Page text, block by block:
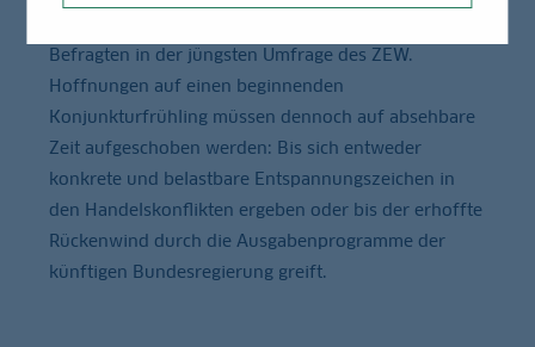
Befragten in der jüngsten Umfrage des ZEW.
Hoffnungen auf einen beginnenden
Konjunkturfrühling müssen dennoch auf absehbare
Zeit aufgeschoben werden: Bis sich entweder
konkrete und belastbare Entspannungszeichen in
den Handelskonflikten ergeben oder bis der erhoffte
Rückenwind durch die Ausgabenprogramme der
künftigen Bundesregierung greift.